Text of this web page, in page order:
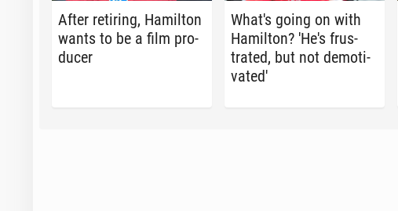
After re­tir­ing, Hamil­ton
wants to be a film pro­
duc­er
What's going on with
Hamil­ton? 'He's frus­
trat­ed, but not de­mo­ti­
vat­ed'